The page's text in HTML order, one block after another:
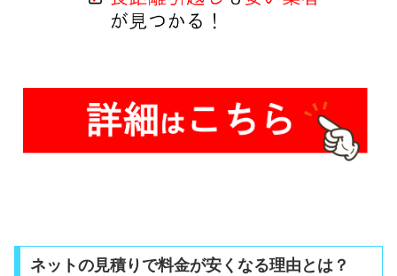
ネットの見積りで料金が安くなる理由とは？